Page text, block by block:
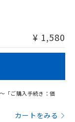
あっても、流通
ます。
くは販売店へお
応状況ページへ
¥ 1,580
「ご購入手続き：価
カートをみる